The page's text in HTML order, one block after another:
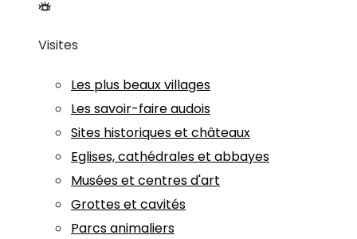
Visites
Les plus beaux villages
Les savoir-faire audois
Sites historiques et châteaux
Eglises, cathédrales et abbayes
Musées et centres d'art
Grottes et cavités
Parcs animaliers